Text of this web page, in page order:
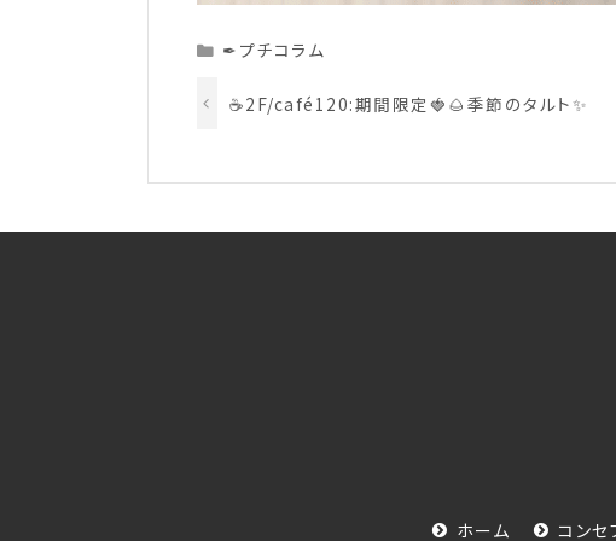
Categories
✒プチコラム
☕2F/café120:期間限定🍓🌰季節のタルト✨
ホーム コンセ